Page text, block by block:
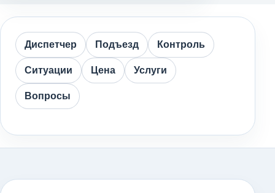
Диспетчер Подъезд Контроль
Ситуации Цена Услуги
Вопросы